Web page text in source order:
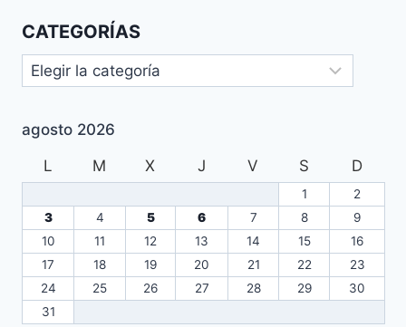
CATEGORÍAS
agosto 2026
L
M X J V S D
1
2
3
4 5 6 7 8
9
10
11 12 13 14 15
16
17
18 19 20 21 22
23
24
25 26 27 28 29
30
31